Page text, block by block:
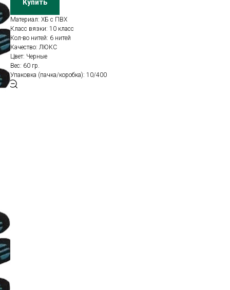
Купить
Материал: ХБ с ПВХ
Класс вязки: 10 класс
Кол-во нитей: 6 нитей
Качество: ЛЮКС
Цвет: Черные
Вес: 60 гр.
Упаковка (пачка/коробка): 10/400